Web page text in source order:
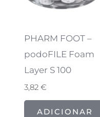
PHARM FOOT –
podoFILE Foam
Layer S 100
3,82 €
ADICIONAR